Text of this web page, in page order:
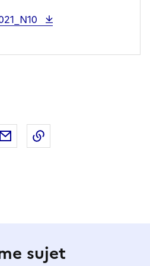
X (anciennement Twitter)
sur LinkedIn
Partager par email
sujet